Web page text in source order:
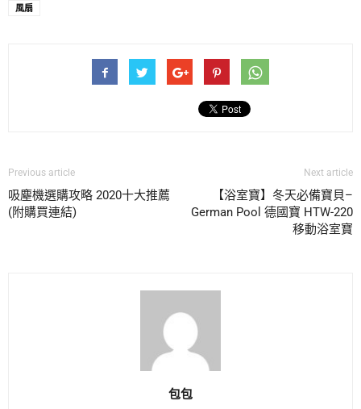
風扇
Previous article
吸塵機選購攻略 2020十大推薦
(附購買連結)
Next article
【浴室寶】冬天必備寶貝–
German Pool 德國寶 HTW-220
移動浴室寶
包包